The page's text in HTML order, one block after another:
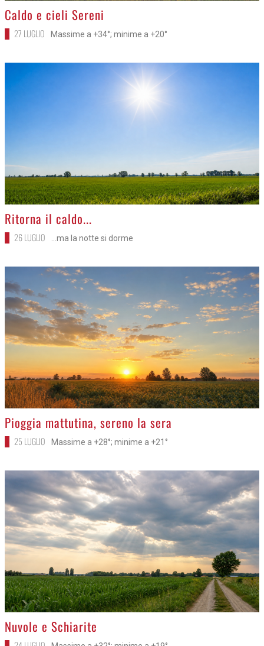
>
Caldo e cieli Sereni
27 LUGLIO Massime a +34°; minime a +20°
>
Ritorna il caldo...
26 LUGLIO ...ma la notte si dorme
>
Pioggia mattutina, sereno la sera
25 LUGLIO Massime a +28°; minime a +21°
>
Nuvole e Schiarite